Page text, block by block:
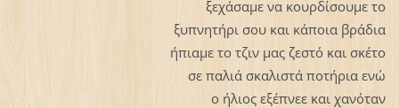
ξεχάσαμε να κουρδίσουμε το
ξυπνητήρι σου και κάποια βράδια
ήπιαμε το τζιν μας ζεστό και σκέτο
σε παλιά σκαλιστά ποτήρια ενώ
ο ήλιος εξέπνεε και χανόταν